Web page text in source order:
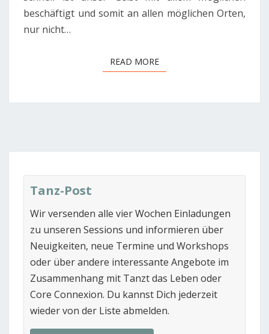
beschäftigt und somit an allen möglichen Orten,
nur nicht…
READ MOREREAD MORE
Tanz-Post
Wir versenden alle vier Wochen Einladungen
zu unseren Sessions und informieren über
Neuigkeiten, neue Termine und Workshops
oder über andere interessante Angebote im
Zusammenhang mit Tanzt das Leben oder
Core Connexion. Du kannst Dich jederzeit
wieder von der Liste abmelden.